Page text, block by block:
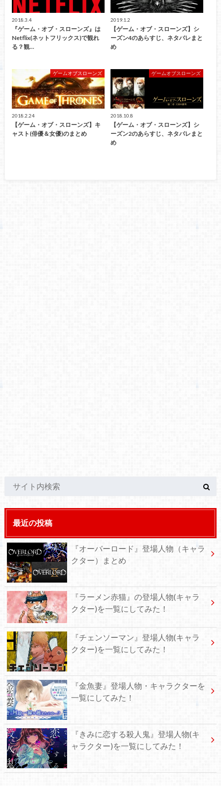
2018.3.4
『ゲーム・オブ・スローンズ』は
Netflix(ネットフリックス)で観れ
る？観…
2019.1.2
【ゲーム・オブ・スローンズ】シ
ーズン4のあらすじ、ネタバレまと
め
ゲームオブスローンズ
2018.2.24
【ゲーム・オブ・スローンズ】キ
ャスト(俳優＆女優)のまとめ
ゲームオブスローンズ
2018.10.8
【ゲーム・オブ・スローンズ】シ
ーズン2のあらすじ、ネタバレまと
め
最近の投稿
『オーバーロード』登場人物（キャラ
クター）まとめ
『ラーメン赤猫』の登場人物(キャラ
クター)を一覧にしてみた！
『チェンソーマン』登場人物(キャラ
クター)を一覧にしてみた！
『金魚妻』登場人物・キャラクターを
一覧にしてみた！
『きみに恋する殺人鬼』登場人物(キ
ャラクター)を一覧にしてみた！